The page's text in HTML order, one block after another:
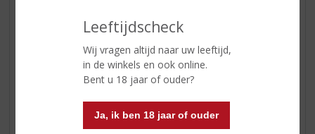
Leeftijdscheck
Wij vragen altijd naar uw leeftijd,
in de winkels en ook online.
Bent u 18 jaar of ouder?
Ja, ik ben 18 jaar of ouder
WIJN VAN DE MAAND
RUM VAN DE MAAND
BIER VAN DE MAAND
SPIRIT VAN DE MAAND
EXCLUSIEF TOPSLIJTER